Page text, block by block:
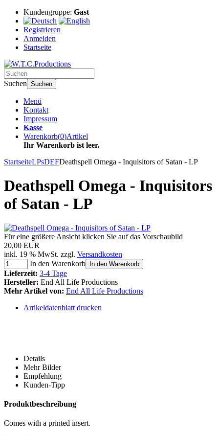
Kundengruppe: Gast
Registrieren
Anmelden
Startseite
Suchen Suchen
Menü
Kontakt
Impressum
Kasse
Warenkorb(0)Artikel
Ihr Warenkorb ist leer.
StartseiteLPsDEFDeathspell Omega - Inquisitors of Satan - LP
Deathspell Omega - Inquisitors
of Satan - LP
Für eine größere Ansicht klicken Sie auf das Vorschaubild
20,00 EUR
inkl. 19 % MwSt. zzgl. Versandkosten
In den Warenkorb
In den Warenkorb
Lieferzeit: 3-4 Tage
Hersteller: End All Life Productions
Mehr Artikel von: End All Life Productions
Artikeldatenblatt drucken
Details
Mehr Bilder
Empfehlung
Kunden-Tipp
Produktbeschreibung
Comes with a printed insert.